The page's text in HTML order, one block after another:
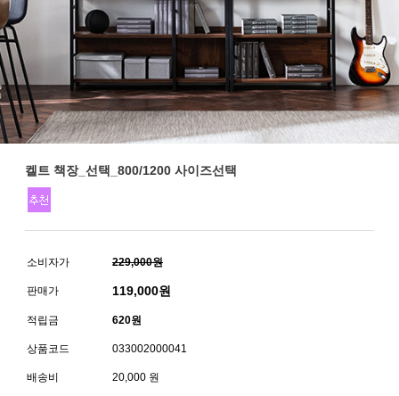
켈트 책장_선택_800/1200 사이즈선택
소비자가 229,000원
판매가 119,000원
적립금 620원
상품코드 033002000041
배송비 20,000 원